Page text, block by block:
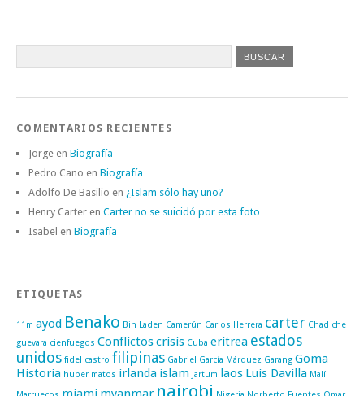
COMENTARIOS RECIENTES
Jorge en Biografía
Pedro Cano en Biografía
Adolfo De Basilio en ¿Islam sólo hay uno?
Henry Carter en Carter no se suicidó por esta foto
Isabel en Biografía
ETIQUETAS
11m ayod Benako Bin Laden Camerún Carlos Herrera carter Chad che
guevara cienfuegos Conflictoscrisis Cuba eritrea estados
unidos fidel castro filipinas Gabriel García Márquez Garang Goma
Historia huber matos irlanda islam Jartum laos Luis Davilla Malí
nairobi